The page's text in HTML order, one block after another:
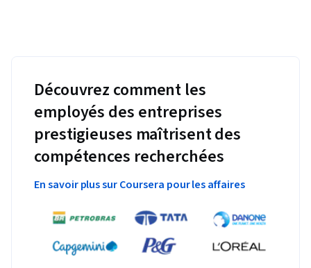
Découvrez comment les
employés des entreprises
prestigieuses maîtrisent des
compétences recherchées
En savoir plus sur Coursera pour les affaires